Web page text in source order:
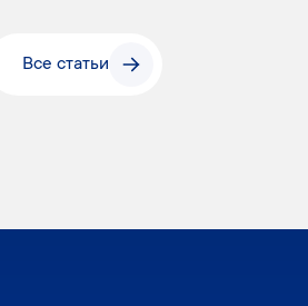
Все статьи